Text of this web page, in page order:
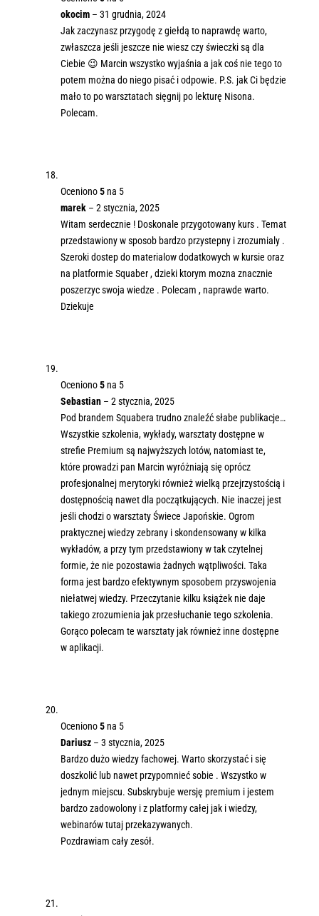
okocim – 31 grudnia, 2024
Jak zaczynasz przygodę z giełdą to naprawdę warto,
zwłaszcza jeśli jeszcze nie wiesz czy świeczki są dla
Ciebie 😉 Marcin wszystko wyjaśnia a jak coś nie tego to
potem można do niego pisać i odpowie. P.S. jak Ci będzie
mało to po warsztatach sięgnij po lekturę Nisona.
Polecam.
Oceniono5na 5
marek – 2 stycznia, 2025
Witam serdecznie ! Doskonale przygotowany kurs . Temat
przedstawiony w sposob bardzo przystepny i zrozumialy .
Szeroki dostep do materialow dodatkowych w kursie oraz
na platformie Squaber , dzieki ktorym mozna znacznie
poszerzyc swoja wiedze . Polecam , naprawde warto.
Dziekuje
Oceniono5na 5
Sebastian – 2 stycznia, 2025
Pod brandem Squabera trudno znaleźć słabe publikacje…
Wszystkie szkolenia, wykłady, warsztaty dostępne w
strefie Premium są najwyższych lotów, natomiast te,
które prowadzi pan Marcin wyróżniają się oprócz
profesjonalnej merytoryki również wielką przejrzystością i
dostępnością nawet dla początkujących. Nie inaczej jest
jeśli chodzi o warsztaty Świece Japońskie. Ogrom
praktycznej wiedzy zebrany i skondensowany w kilka
wykładów, a przy tym przedstawiony w tak czytelnej
formie, że nie pozostawia żadnych wątpliwości. Taka
forma jest bardzo efektywnym sposobem przyswojenia
niełatwej wiedzy. Przeczytanie kilku książek nie daje
takiego zrozumienia jak przesłuchanie tego szkolenia.
Gorąco polecam te warsztaty jak również inne dostępne
w aplikacji.
Oceniono5na 5
Dariusz – 3 stycznia, 2025
Bardzo dużo wiedzy fachowej. Warto skorzystać i się
doszkolić lub nawet przypomnieć sobie . Wszystko w
jednym miejscu. Subskrybuje wersję premium i jestem
bardzo zadowolony i z platformy całej jak i wiedzy,
webinarów tutaj przekazywanych.
Pozdrawiam cały zesół.